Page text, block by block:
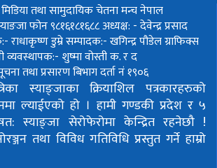
तथा सामुदायिक चेतना मन्च नेपाल
फोन ९८१६१८१६८८अध्यक्ष: - देवेन्द्र प्रसाद
राधाकृष्ण डुम्रेसम्पादक:- खगिन्द्र पौडेलग्राफिक्स
व्यवस्थापक:- शुष्मा वोस्तीक. र द
तथा प्रसारण बिभाग दर्ता नं १९०६
स्याङ्जाका क्रियाशिल पत्रकारहरुको
ल्याईएको हो । हामी गण्डकी प्रदेश र ५
स्याङ्जा सेरोफेरोमा केन्द्रित रहनेछौ !
तथा विविध गतिविधि प्रस्तुत गर्ने हाम्रो